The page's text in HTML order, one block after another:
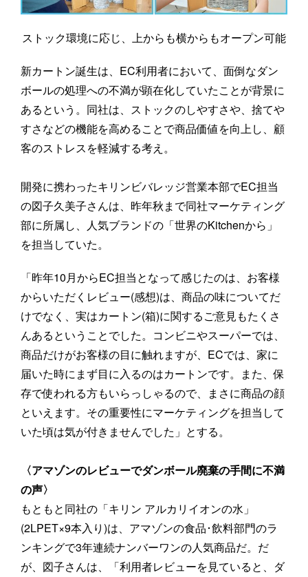
ストック環境に応じ、上からも横からもオープン可能
新カートン誕生は、EC利用者において、面倒なダン
ボールの処理への不満が顕在化していたことが背景に
あるという。同社は、ストックのしやすさや、捨てや
すさなどの機能を高めることで商品価値を向上し、顧
客のストレスを軽減する考え。
開発に携わったキリンビバレッジ営業本部でEC担当
の図子久美子さんは、昨年秋まで同社マーケティング
部に所属し、人気ブランドの「世界のKitchenから」
を担当していた。
「昨年10月からEC担当となって感じたのは、お客様
からいただくレビュー(感想)は、商品の味についてだ
けでなく、実はカートン(箱)に関するご意見もたくさ
んあるということでした。コンビニやスーパーでは、
商品だけがお客様の目に触れますが、ECでは、家に
届いた時にまず目に入るのはカートンです。また、保
存で使われる方もいらっしゃるので、まさに商品の顔
といえます。その重要性にマーケティングを担当して
いた頃は気が付きませんでした」とする。
〈アマゾンのレビューでダンボール廃棄の手間に不満
の声〉
もともと同社の「キリン アルカリイオンの水」
(2LPET×9本入り)は、アマゾンの食品･飲料部門のラ
ンキングで3年連続ナンバーワンの人気商品だ。だ
が、図子さんは、「利用者レビューを見ていると、ダ